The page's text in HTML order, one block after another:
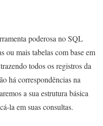
poderosa no SQL
ou mais tabelas com base em
todos os registros da
há correspondências na
a sua estrutura básica
la em suas consultas.